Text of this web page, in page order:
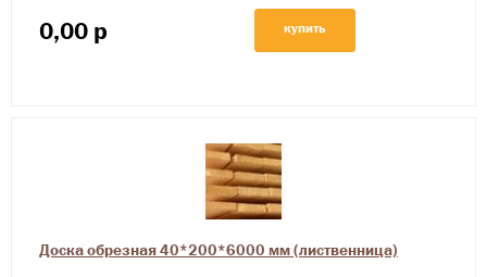
0,00 р купить
Доска обрезная 40*200*6000 мм (лиственница)